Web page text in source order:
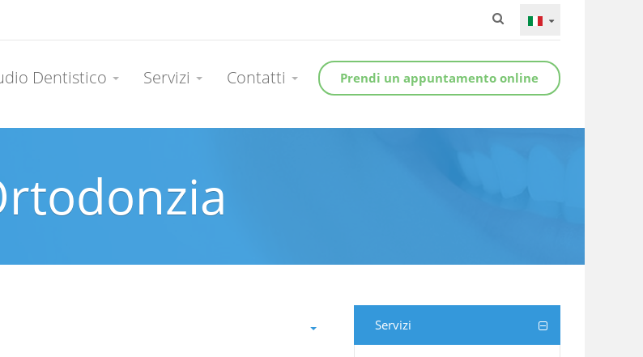
Prendi un appuntamento online
Dentistico Servizi Contatti
Servizi